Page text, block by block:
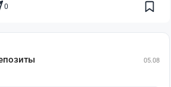
0
05.08